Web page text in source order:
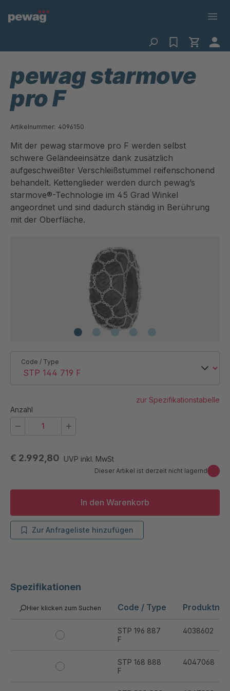
Spezifikationen
Hier klicken zum Suchen Code / Type
STP 196 887
F
4038602
STP 168 888
F
4047068
pewag starmove
pro F
Artikelnummer: 4096150
Mit der pewag starmove pro F werden selbst
schwere Geländeeinsätze dank zusätzlich
aufgeschweißter Verschleißstummel reifenschonend
behandelt. Kettenglieder werden durch pewag’s
starmove®-Technologie im 45 Grad Winkel
angeordnet und sind dadurch ständig in Berührung
mit der Oberfläche.
€ 2.992,80 UVP inkl. MwSt
Dieser Artikel ist derzeit nicht lagernd
Code / Type
zur Spezifikationstabelle
Anzahl
In den Warenkorb
Zur Anfrageliste hinzufügen